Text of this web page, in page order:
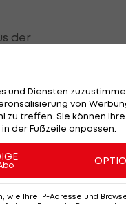
der
mir
die am Montag zu
und Diensten
von
zu treffen. Sie können
der Fußzeile anpassen.
Ihre IP-Adresse und